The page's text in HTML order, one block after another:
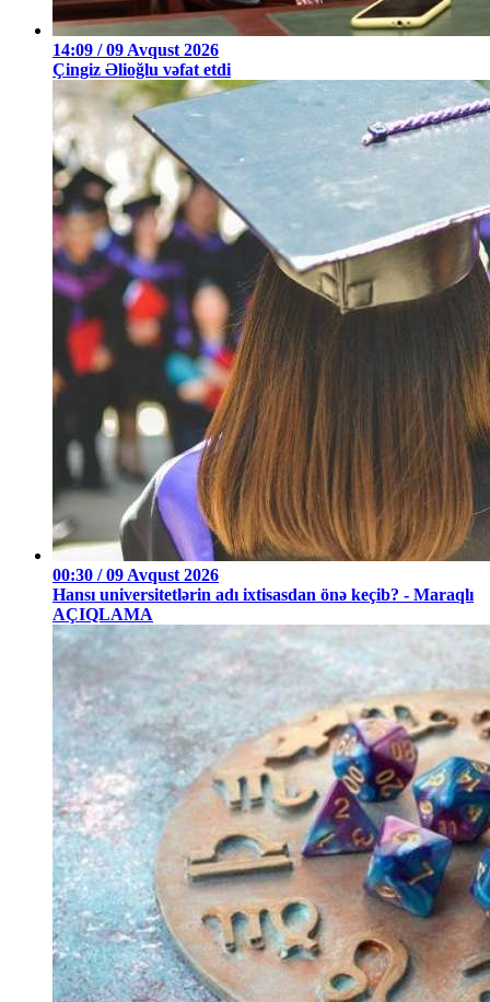
14:09 / 09 Avqust 2026
Çingiz Əlioğlu vəfat etdi
00:30 / 09 Avqust 2026
Hansı universitetlərin adı ixtisasdan önə keçib? - Maraqlı
AÇIQLAMA